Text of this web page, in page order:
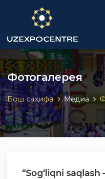
menu
Фотогалерея
Бош саҳифа Медиа
“Sog‘liqni saqlash